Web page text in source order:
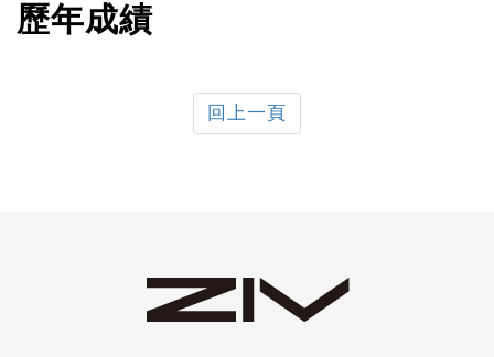
歷年成績
回上一頁